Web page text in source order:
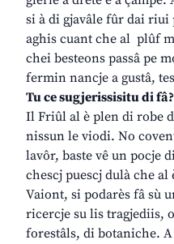
si à di gjavâle fûr dai
aghis cuant che al plûf
chei besteons passâ pe
fermin nancje a gustâ,
Tu ce sugjerissisitu di fâ?
Il Friûl al è plen di robe
nissun le viodi. No
lavôr, baste vê un pocje
chescj puescj dulà che
Vaiont, si podarès fâ sù
ricercje su lis tragjediis,
forestâls, di botaniche.